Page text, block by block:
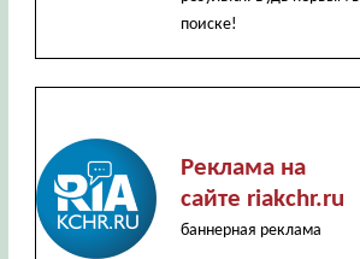
поиске!
Реклама на
сайте riakchr.ru
баннерная реклама